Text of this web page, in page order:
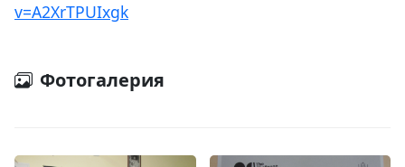
v=A2XrTPUIxgk
Фотогалерия